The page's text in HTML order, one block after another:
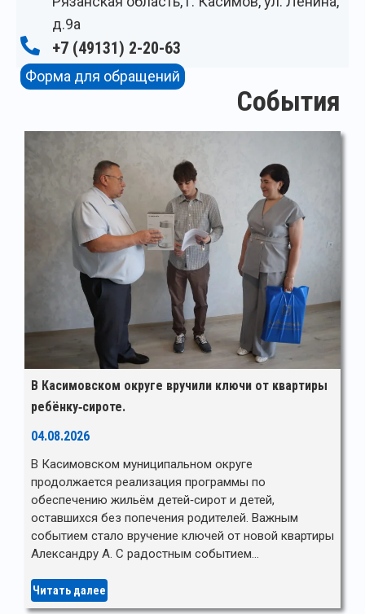
д.9а
+7 (49131) 2-20-63
Форма для обращений
События
В Касимовском округе вручили ключи от квартиры
ребёнку‑сироте.
04.08.2026
В Касимовском муниципальном округе
продолжается реализация программы по
обеспечению жильём детей‑сирот и детей,
оставшихся без попечения родителей. Важным
событием стало вручение ключей от новой квартиры
Александру А. С радостным событием…
Читать далее